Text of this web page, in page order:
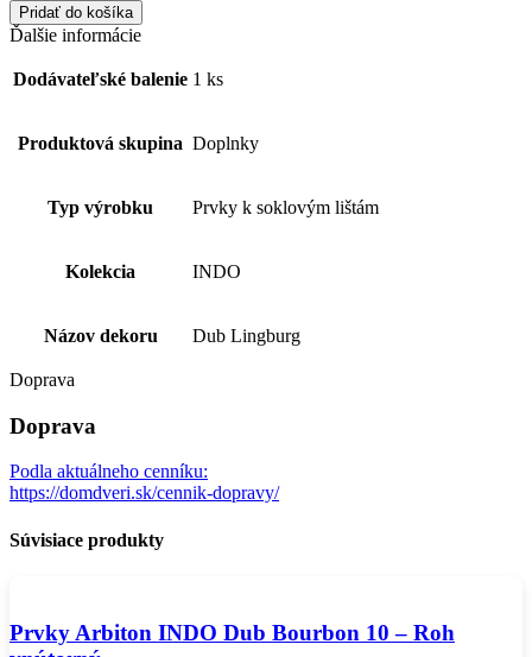
Pridať do košíka
Ďalšie informácie
Dodávateľské balenie 1 ks
Produktová skupina Doplnky
Typ výrobku Prvky k soklovým lištám
Kolekcia INDO
Názov dekoru Dub Lingburg
Doprava
Doprava
Podla aktuálneho cenníku:
https://domdveri.sk/cennik-dopravy/
Súvisiace produkty
Prvky Arbiton INDO Dub Bourbon 10 – Roh